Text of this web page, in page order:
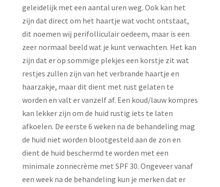
geleidelijk met een aantal uren weg. Ook kan het
zijn dat direct om het haartje wat vocht ontstaat,
dit noemen wij perifolliculair oedeem, maar is een
zeer normaal beeld wat je kunt verwachten. Het kan
zijn dat er op sommige plekjes een korstje zit wat
restjes zullen zijn van het verbrande haartje en
haarzakje, maar dit dient met rust gelaten te
worden en valt er vanzelf af. Een koud/lauw kompres
kan lekker zijn om de huid rustig iets te laten
afkoelen. De eerste 6 weken na de behandeling mag
de huid niet worden blootgesteld aan de zon en
dient de huid beschermd te worden met een
minimale zonnecrème met SPF 30. Ongeveer vanaf
een week na de behandeling kun je merken dat er